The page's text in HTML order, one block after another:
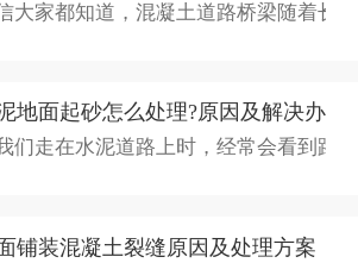
大家都知道，混凝土道路桥梁随着长
地面起砂怎么处理?原因及解决办法
们走在水泥道路上时，经常会看到路
铺装混凝土裂缝原因及处理方案